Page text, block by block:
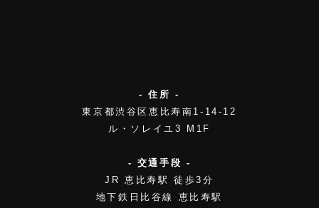
- 住所 -
東京都渋谷区恵比寿南1-14-12
ル・ソレイユ3 M1F
- 交通手段 -
JR 恵比寿駅 徒歩3分
地下鉄日比谷線 恵比寿駅